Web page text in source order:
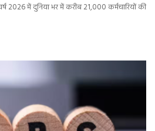
2026 में दुनिया भर में करीब 21,000 कर्मचारियों की